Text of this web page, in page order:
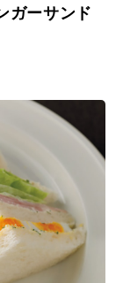
ガーサンド